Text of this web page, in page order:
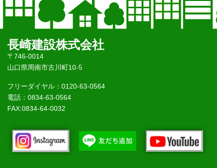
長崎建設株式会社
〒746-0014
山口県周南市古川町10-5
フリーダイヤル：0120-63-0564
電話：0834-63-0564
FAX:0834-64-0032